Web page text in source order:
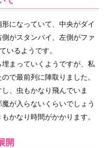
になっていて、中央がダイ
がスタンバイ、左側がファ
いるようです。
まっていくようですが、私
で最前列に陣取りました。
、虫もかなり飛んでいま
が入らないくらいでしょう
かなり時間がかかります。
開